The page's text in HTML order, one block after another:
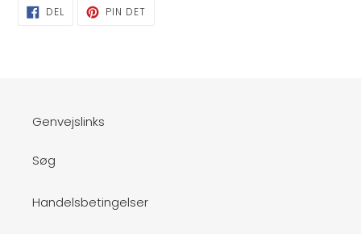
DEL
PÅ
PIN DETPIN
Genvejslinks
Søg
Handelsbetingelser